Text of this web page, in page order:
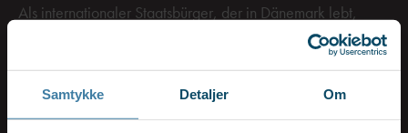
Samtykke Detaljer Om
Als internationaler Staatsbürger, der in Dänemark lebt,
arbeitet oder studiert, ist es für Sie wahrscheinlich kostenlos,
den Dänischkurs an unserem Sprachcenter oder online zu
besuchen. Der Dänischunterricht ist kostenlos, wenn Sie
eine Überweisung von der Kommune haben.